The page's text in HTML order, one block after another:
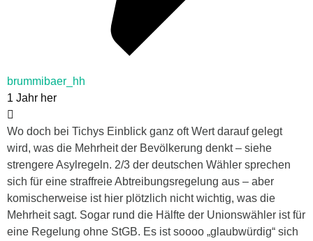
brummibaer_hh
1 Jahr her
Wo doch bei Tichys Einblick ganz oft Wert darauf gelegt
wird, was die Mehrheit der Bevölkerung denkt – siehe
strengere Asylregeln. 2/3 der deutschen Wähler sprechen
sich für eine straffreie Abtreibungsregelung aus – aber
komischerweise ist hier plötzlich nicht wichtig, was die
Mehrheit sagt. Sogar rund die Hälfte der Unionswähler ist für
eine Regelung ohne StGB. Es ist soooo „glaubwürdig“ sich